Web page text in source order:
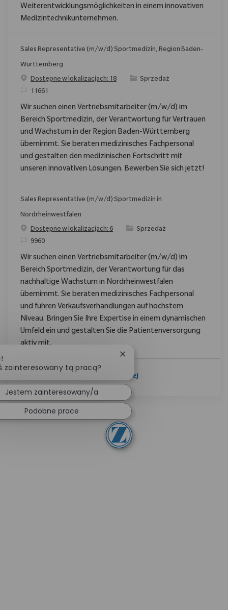
Weiterentwicklungsmöglichkeiten in einem innovativen
Medizintechnikunternehmen.
Sales Representative (m/w/d) Sportmedizin, Region Baden-
Württemberg
Dostępne w lokalizacjach: 18
Category
Sprzedaż
ReqId11661
Wir suchen einen Vertriebsmitarbeiter (m/w/d) im
Bereich Sportmedizin, der Verantwortung für Vertrauen
und Wachstum in der Region Baden-Württemberg
übernimmt. Sie beraten medizinisches Fachpersonal
und gestalten den medizinischen Fortschritt mit
unseren innovativen Lösungen. Bewerben Sie sich jetzt!
Sales Representative (m/w/d) Sportmedizin in
Nordrheinwestfalen
Dostępne w lokalizacjach: 6
Category
Sprzedaż
ReqId9960
Wir suchen einen Vertriebsmitarbeiter (m/w/d) im
Bereich Sportmedizin, der Verantwortung für das
nachhaltige Wachstum in Nordrheinwestfalen
übernimmt. Sie beraten medizinisches Fachpersonal
und führen Verkaufsverhandlungen auf höchstem
Niveau. Bringen Sie Ihre Expertise in einem dynamischen
Umfeld ein und gestalten Sie die Patientenversorgung
aktiv mit.
Zobacz Więcej
zainteresowany tą pracą?
Zamknij powiadomienie
Jestem zainteresowany/a
Podobne prace